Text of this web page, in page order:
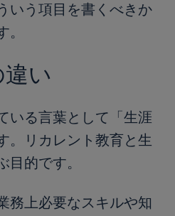
いう項目を書くべきか
い
いる言葉として「生涯
。リカレント教育と生
的です。
務上必要なスキルや知